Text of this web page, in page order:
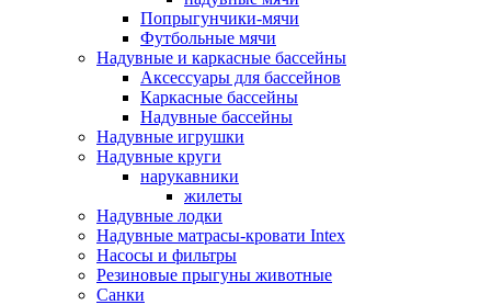
Попрыгунчики-мячи
Футбольные мячи
Надувные и каркасные бассейны
Аксессуары для бассейнов
Каркасные бассейны
Надувные бассейны
Надувные игрушки
Надувные круги
нарукавники
жилеты
Надувные лодки
Надувные матрасы-кровати Intex
Насосы и фильтры
Резиновые прыгуны животные
Санки